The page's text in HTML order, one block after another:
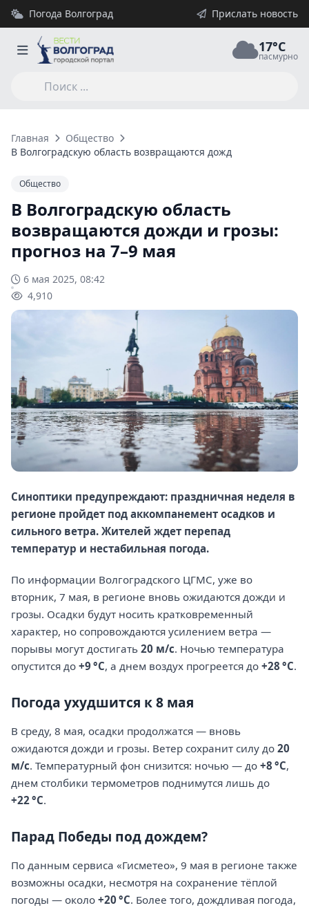
Погода Волгоград Прислать новость
17°C
пасмурно
Главная
Общество
В Волгоградскую область возвращаются дожди и грозы:
Общество
В Волгоградскую область
возвращаются дожди и грозы:
прогноз на 7–9 мая
6 мая 2025, 08:42
4,910
Синоптики предупреждают: праздничная неделя в
регионе пройдет под аккомпанемент осадков и
сильного ветра. Жителей ждет перепад
температур и нестабильная погода.
По информации Волгоградского ЦГМС, уже во
вторник, 7 мая, в регионе вновь ожидаются дожди и
грозы. Осадки будут носить кратковременный
характер, но сопровождаются усилением ветра —
порывы могут достигать 20 м/с. Ночью температура
опустится до +9 °C, а днем воздух прогреется до +28 °C.
Погода ухудшится к 8 мая
В среду, 8 мая, осадки продолжатся — вновь
ожидаются дожди и грозы. Ветер сохранит силу до 20
м/с. Температурный фон снизится: ночью — до +8 °C,
днем столбики термометров поднимутся лишь до
+22 °C.
Парад Победы под дождем?
По данным сервиса «Гисметео», 9 мая в регионе также
возможны осадки, несмотря на сохранение тёплой
погоды — около +20 °C. Более того, дождливая погода,